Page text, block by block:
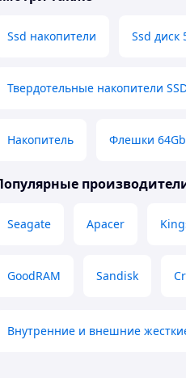
Ssd накопители Ssd диск
Твердотельные накопители
Накопитель Флешки 64Gb
Seagate Apacer
GoodRAM Sandisk
Внутренние и внешние